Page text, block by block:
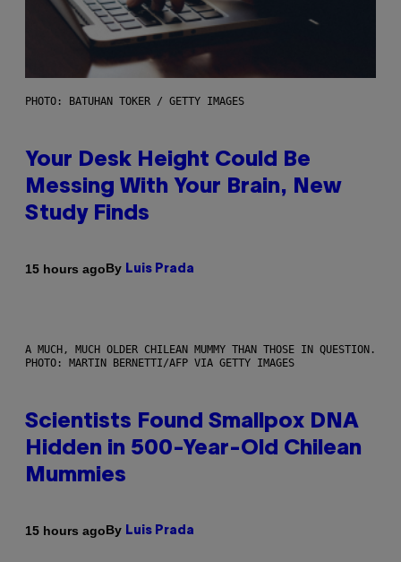
PHOTO: BATUHAN TOKER / GETTY IMAGES
Your Desk Height Could Be
Messing With Your Brain, New
Study Finds
15 hours agoBy Luis Prada
A MUCH, MUCH OLDER CHILEAN MUMMY THAN THOSE IN QUESTION.
PHOTO: MARTIN BERNETTI/AFP VIA GETTY IMAGES
Scientists Found Smallpox DNA
Hidden in 500-Year-Old Chilean
Mummies
15 hours agoBy Luis Prada